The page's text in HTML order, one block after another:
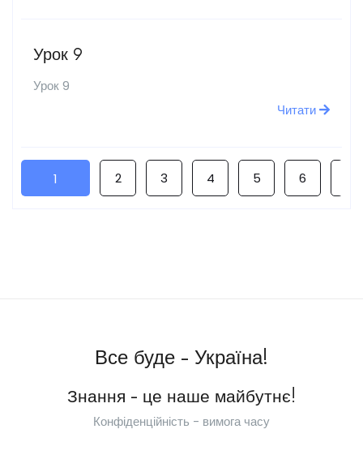
Урок 9
Урок 9
Читати
1 2 3 4 5 6
Все буде - Україна!
Знання - це наше майбутнє!
Конфіденційність - вимога часу